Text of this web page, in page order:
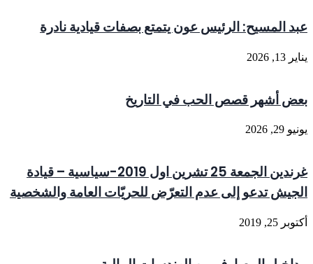
عبد المسيح: الرئيس عون يتمتع بصفات قيادية نادرة
يناير 13, 2026
بعض أشهر قصص الحب في التاريخ
يونيو 29, 2026
غرندين الجمعة 25 تشرين اول 2019-سياسية – قيادة
الجيش تدعو إلى عدم التعرّض للحريّات العامة والشخصية
أكتوبر 25, 2019